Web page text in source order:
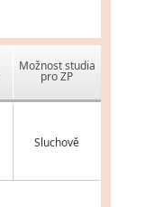
Možnost studia
pro ZP
Sluchově